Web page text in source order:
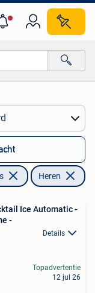
Heren
Ice Automatic -
-
Details
Topadvertentie
12 jul 26